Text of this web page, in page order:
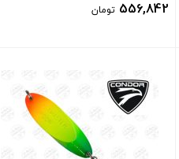
556,842 تومان